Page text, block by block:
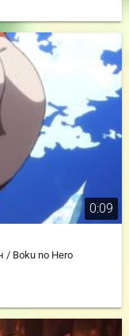
0:09
/ Boku no Hero